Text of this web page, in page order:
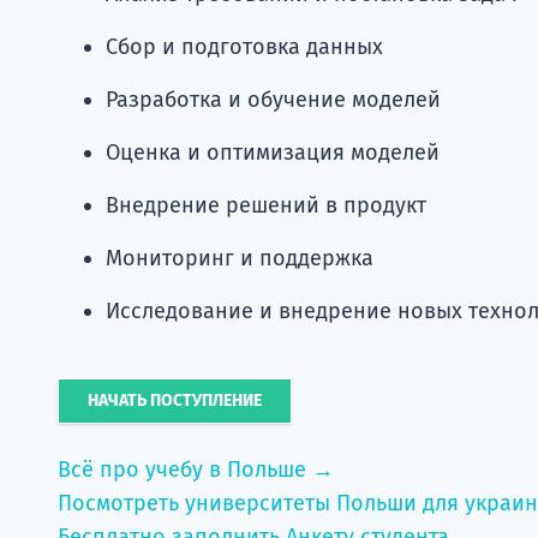
Сбор и подготовка данных
Разработка и обучение моделей
Оценка и оптимизация моделей
Внедрение решений в продукт
Мониторинг и поддержка
Исследование и внедрение новых
НАЧАТЬ ПОСТУПЛЕНИЕ
Всё про учебу в Польше →
Посмотреть университеты Польши для